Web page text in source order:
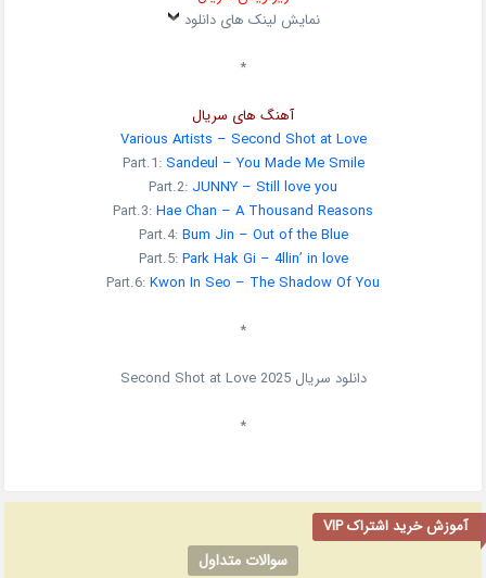
نمایش لینک های دانلود
*
آهنگ های سریال
Various Artists – Second Shot at Love
Part.1:Sandeul – You Made Me Smile
Part.2: JUNNY – Still love you
Part.3:Hae Chan – A Thousand Reasons
Part.4:Bum Jin – Out of the Blue
Part.5:Park Hak Gi – 4llin’ in love
Part.6:Kwon In Seo – The Shadow Of You
*
دانلود سریال Second Shot at Love 2025
*
آموزش خرید اشتراک VIP
سوالات متداول